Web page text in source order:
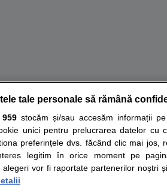
Autoevaluare simptome
avizate ale medicilor, sfaturile si orice alte
diagnosticul stabilit in urma investigatiilor si
la dispozitie pentru programare in sistemul
tale personale să rămână
959stocăm și/sau accesăm informații pe
unici pentru prelucrarea datelor cu
preferințele dvs. făcând clic mai jos,
legitim în orice moment pe
alegeri vor fi raportate partenerilor noștri